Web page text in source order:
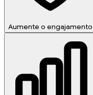
Aumente o engajamento